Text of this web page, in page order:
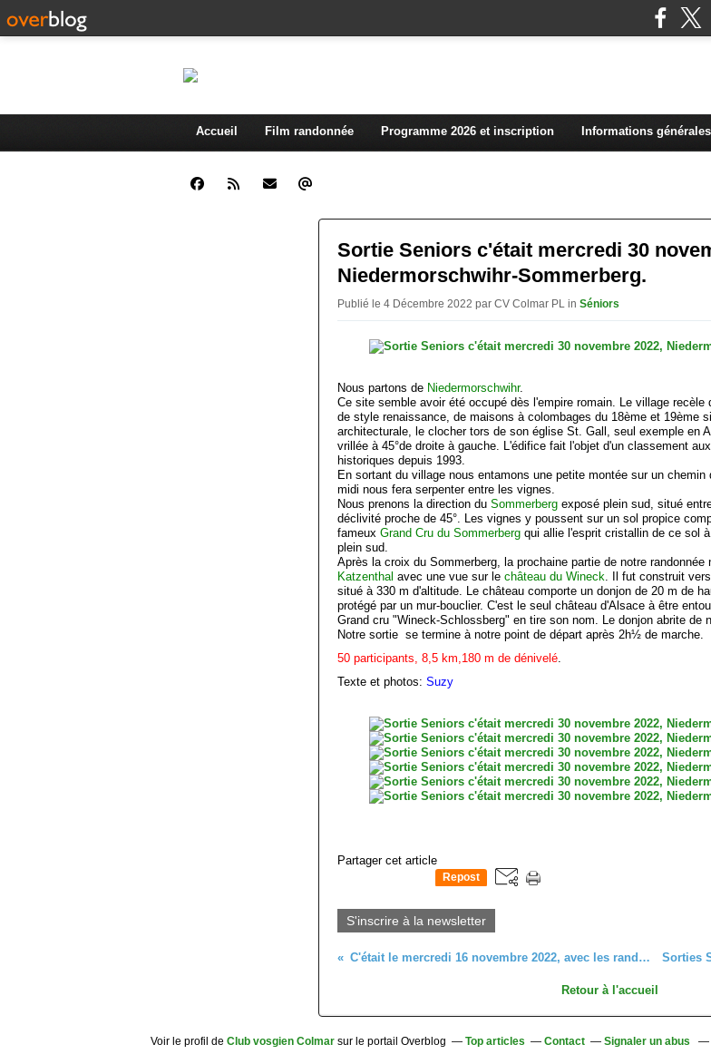
Accueil Film randonnée Programme 2026 et inscription Informations générales
Sortie Seniors c'était mercredi 30
Niedermorschwihr-Sommerberg.
Publié le 4 Décembre 2022 par CV Colmar PL in Séniors
Nous partons de Niedermorschwihr.
Ce site semble avoir été occupé dès l'empire romain. Le village recèle
de style renaissance, de maisons à colombages du 18ème et 19ème
architecturale, le clocher tors de son église St. Gall, seul exemple en
vrillée à 45°de droite à gauche. L'édifice fait l'objet d'un classement
historiques depuis 1993.
En sortant du village nous entamons une petite montée sur un
midi nous fera serpenter entre les vignes.
Nous prenons la direction du Sommerberg exposé plein sud, situé
déclivité proche de 45°. Les vignes y poussent sur un sol propice
fameux Grand Cru du Sommerberg qui allie l'esprit cristallin de ce sol
plein sud.
Après la croix du Sommerberg, la prochaine partie de notre
Katzenthal avec une vue sur le château du Wineck. Il fut construit
situé à 330 m d'altitude. Le château comporte un donjon de 20 m de
protégé par un mur-bouclier. C'est le seul château d'Alsace à être
Grand cru "Wineck-Schlossberg" en tire son nom. Le donjon abrite de
Notre sortie se termine à notre point de départ après 2h½ de marche.
50 participants, 8,5 km,180 m de dénivelé.
Texte et photos: Suzy
Partager cet article
Repost
S'inscrire à la newsletter
C'était le mercredi 16 novembre 2022, avec les randonneurs, autour de la Vallée Noble
Retour à l'accueil
Voir le profil de Club vosgien Colmar sur le portail Overblog Top articles Contact Signaler un abus